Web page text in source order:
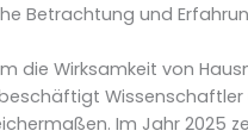
Betrachtung und
die Wirksamkeit von
Wissenschaftler
Im Jahr 2025